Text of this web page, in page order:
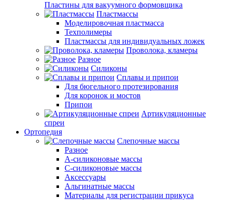
Пластины для вакуумного формовщика
Пластмассы
Моделировочная пластмасса
Техполимеры
Пластмассы для индивидуальных ложек
Проволока, кламеры
Разное
Силиконы
Сплавы и припои
Для бюгельного протезирования
Для коронок и мостов
Припои
Артикуляционные
спреи
Ортопедия
Слепочные массы
Разное
А-силиконовые массы
С-силиконовые массы
Аксессуары
Альгинатные массы
Материалы для регистрации прикуса